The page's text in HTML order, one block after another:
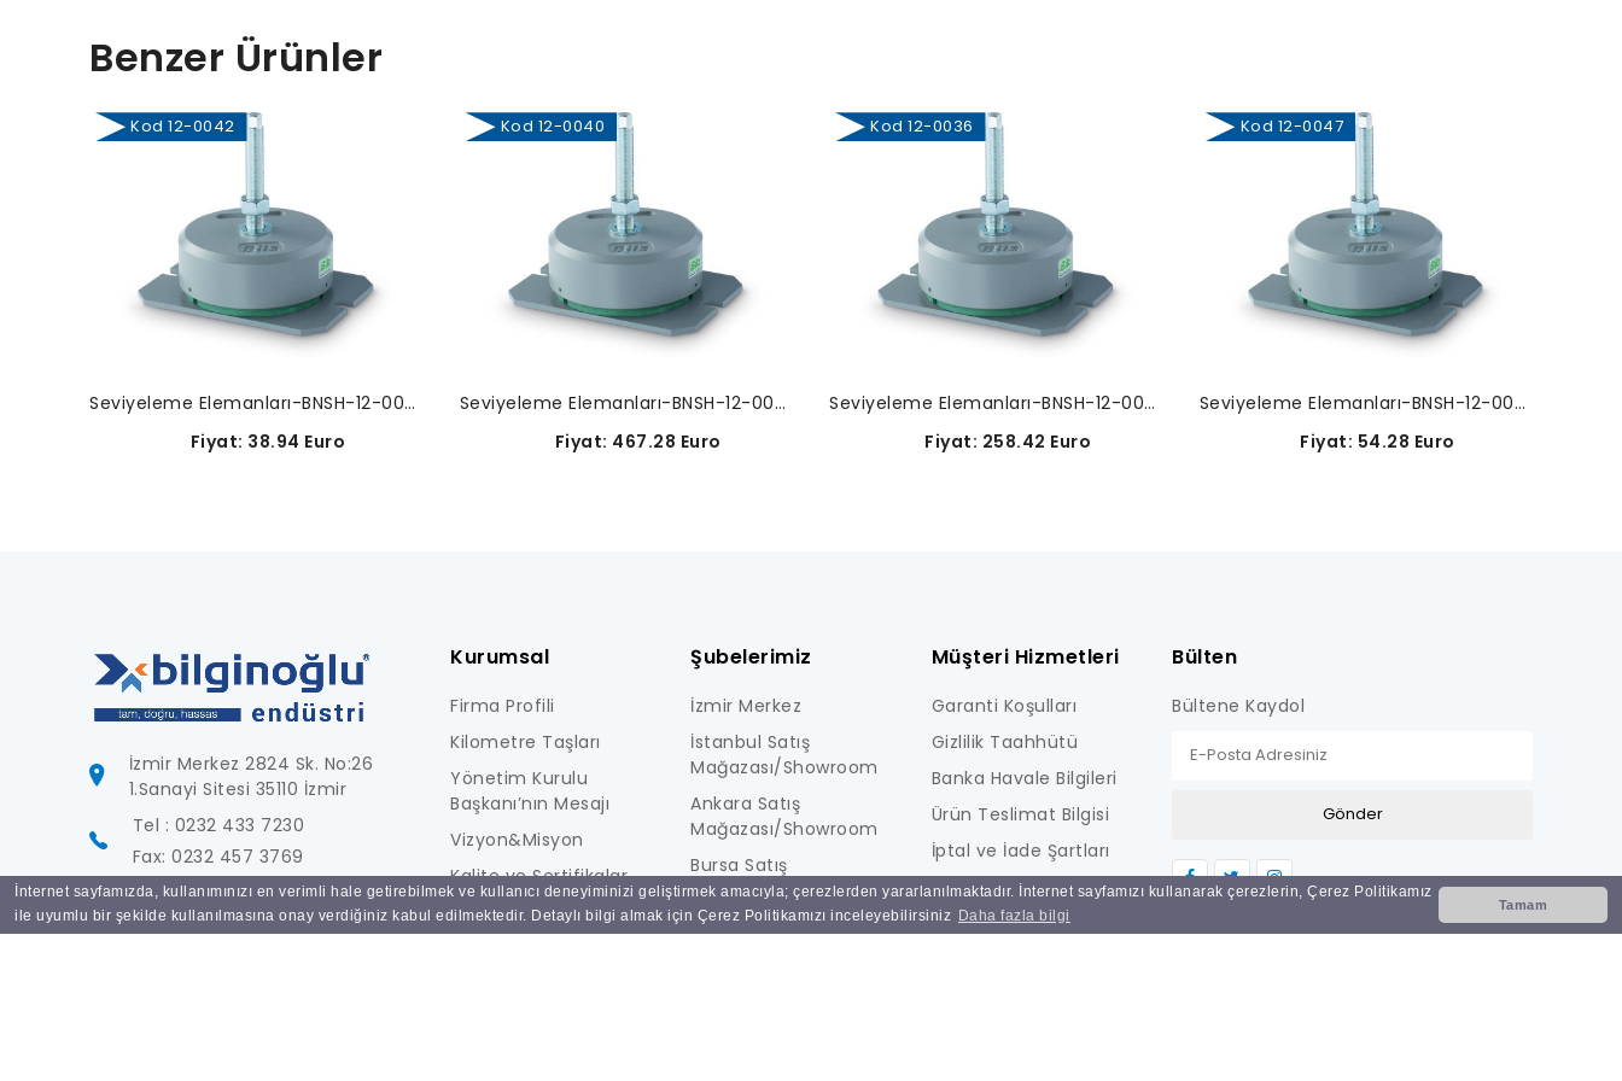
İnternet sayfamızda, kullanımınızı en verimli hale getirebilmek ve kullanıcı deneyiminizi geliştirmek amacıyla; çerezlerden yararlanılmaktadır. İnternet sayfamızı kullanarak çerezlerin, Çerez Politikamız
ile uyumlu bir şekilde kullanılmasına onay verdiğiniz kabul edilmektedir. Detaylı bilgi almak için Çerez Politikamızı inceleyebilirsiniz Daha fazla bilgi
Tamam
Benzer Ürünler
Kod 12-0042
Seviyeleme Elemanları-BNSH-12-0042
Fiyat: 38.94 Euro
Kod 12-0040
Seviyeleme Elemanları-BNSH-12-0040
Fiyat: 467.28 Euro
Kod 12-0036
Seviyeleme Elemanları-BNSH-12-0036
Fiyat: 258.42 Euro
Kod 12-0047
Seviyeleme Elemanları-BNSH-12-0047
Fiyat: 54.28 Euro
İzmir Merkez 2824 Sk. No:26
1.Sanayi Sitesi 35110 İzmir
Tel : 0232 433 7230
Fax: 0232 457 3769
info@bilginoglu.com
Kurumsal
Firma Profili
Kilometre Taşları
Yönetim Kurulu
Başkanı’nın Mesajı
Vizyon&Misyon
Kalite ve Sertifikalar
Foto Galeri
Şubelerimiz
İzmir Merkez
İstanbul Satış
Mağazası/Showroom
Ankara Satış
Mağazası/Showroom
Bursa Satış
Mağazası/Showroom
Ulucak Depo & Teknik
Müşteri Hizmetleri
Garanti Koşulları
Gizlilik Taahhütü
Banka Havale Bilgileri
Ürün Teslimat Bilgisi
İptal ve İade Şartları
KİŞİSEL VERİLERE İLİŞKİN
AYDINLATMA METNİ
Bülten
Bültene Kaydol